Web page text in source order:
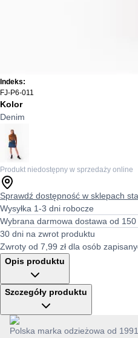
Indeks:
FJ-P6-011
Kolor
Denim
Produkt niedostępny w sprzedaży online
Sprawdź dostępność w sklepach
Wysyłka 1-3 dni robocze
Wybrana darmowa dostawa od 150
30 dni na zwrot produktu
Zwroty od 7,99 zł dla osób
Opis produktu
Szczegóły produktu
Polska marka odzieżowa od